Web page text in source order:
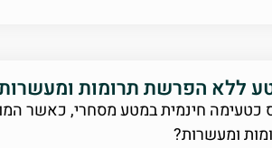
ללא הפרשת תרומות
כטעימה חינמית במטע מסחרי, כאשר
ומעשרות?